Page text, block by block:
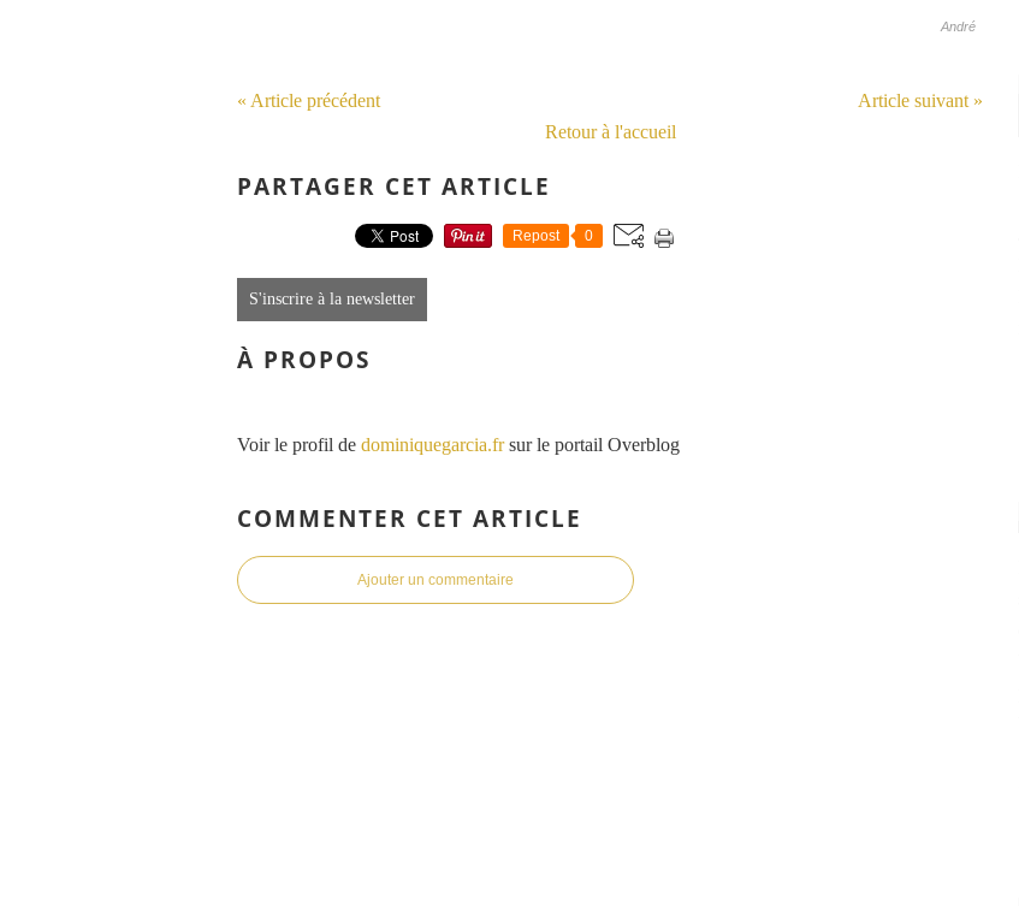
André
« Article précédent
Article suivant »
Retour à l'accueil
PARTAGER CET ARTICLE
Repost 0
S'inscrire à la newsletter
À PROPOS
Voir le profil de dominiquegarcia.frsur le portail Overblog
COMMENTER CET ARTICLE
Ajouter un commentaire